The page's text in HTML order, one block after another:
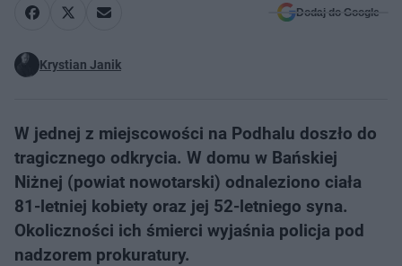
Dodaj do Google
Krystian Janik
W jednej z miejscowości na Podhalu doszło do
tragicznego odkrycia. W domu w Bańskiej
Niżnej (powiat nowotarski) odnaleziono ciała
81-letniej kobiety oraz jej 52-letniego syna.
Okoliczności ich śmierci wyjaśnia policja pod
nadzorem prokuratury.